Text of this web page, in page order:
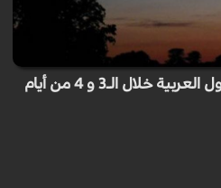
ماذا سيحصل في سماء الدول العربية خلال الـ3 و 4 من أيام